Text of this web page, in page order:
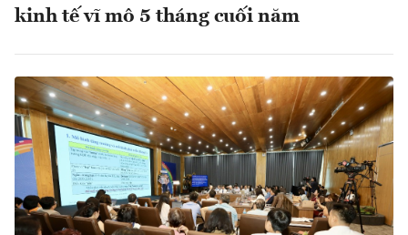
kinh tế vĩ mô 5 tháng cuối năm